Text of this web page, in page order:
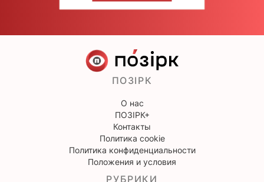
ПОЗІРК
О нас
ПОЗІРК+
Контакты
Политика cookie
Политика конфиденциальности
Положения и условия
РУБРИКИ